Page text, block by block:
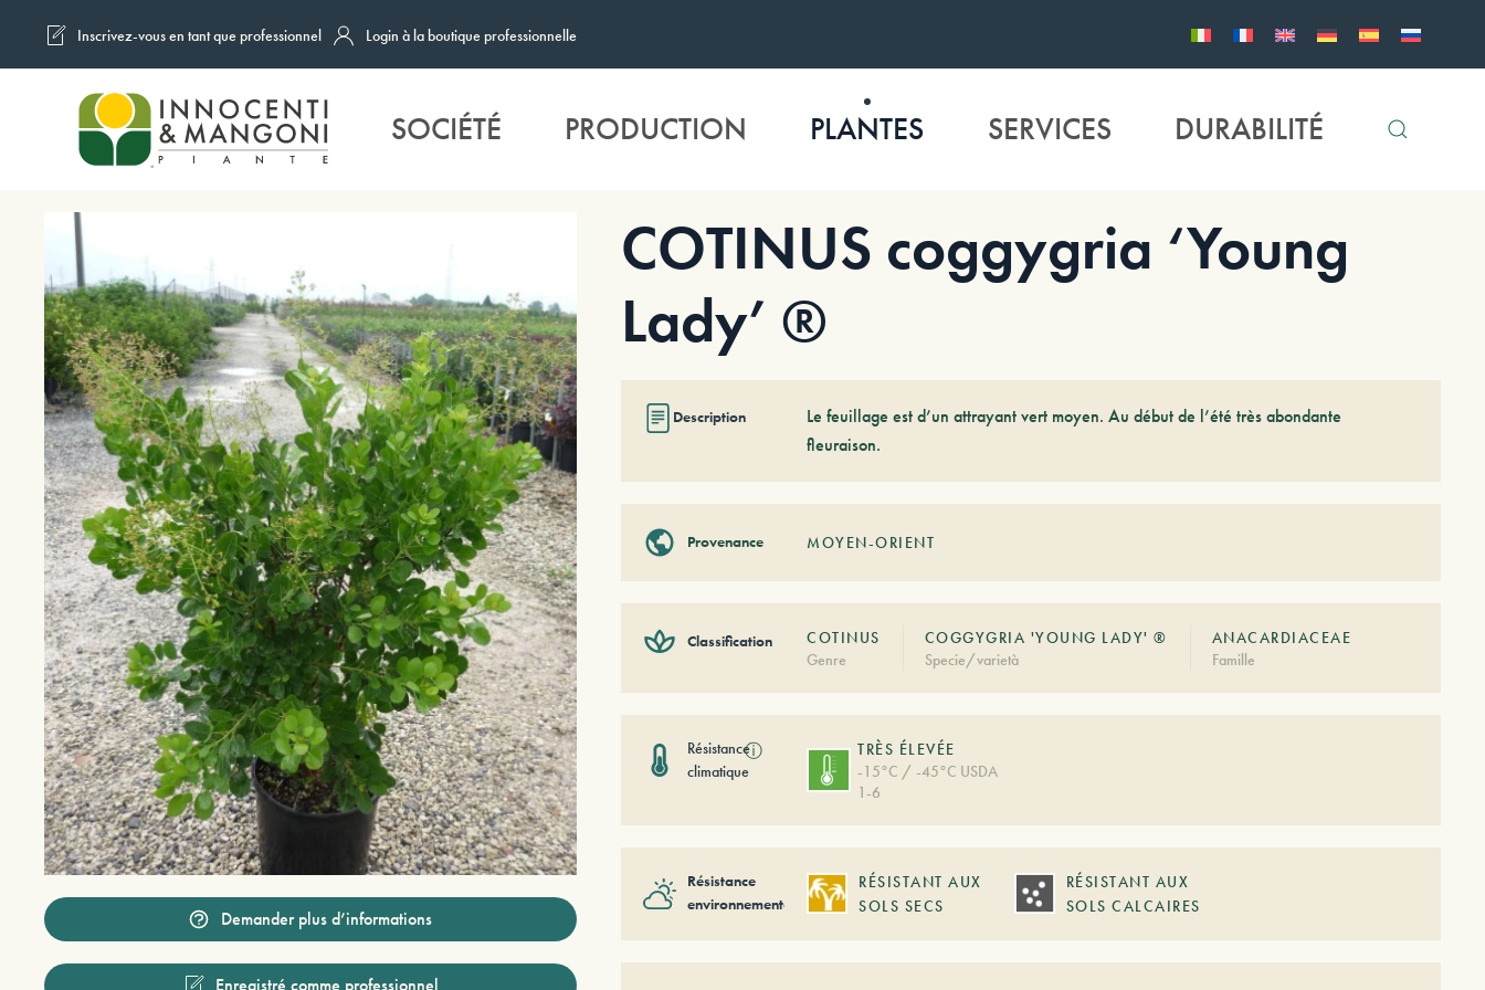
Skip to main content
Inscrivez-vous en tant que professionnel Login à la boutique professionnelle
SOCIÉTÉ PRODUCTION PLANTES SERVICES DURABILITÉ
Demander plus d’informations
Enregistré comme professionnel
COTINUS coggygria ‘Young
Lady’ ®
Description
Le feuillage est d’un attrayant vert moyen. Au début de l’été très abondante
fleuraison.
Provenance MOYEN-ORIENT
Classification
COTINUS
Genre
COGGYGRIA 'YOUNG LADY' ®
Specie/varietà
ANACARDIACEAE
Famille
Résistance
climatique
ⓘ
TRÈS ÉLEVÉE
-15°C / -45°C USDA
1-6
Résistance
environnementale
RÉSISTANT AUX
SOLS SECS
RÉSISTANT AUX
SOLS CALCAIRES